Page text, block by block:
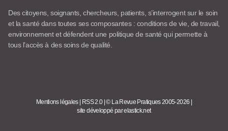
Des citoyens, soignants, chercheurs, patients, s’interrogent sur le soin
et la santé dans toutes ses composantes : conditions de vie, de travail,
environnement et défendent une politique de santé qui permette à
tous l’accès à des soins de qualité.
Mentions légales RSS 2.0 |© La Revue Pratiques 2005-2026
site développé par elastick.net